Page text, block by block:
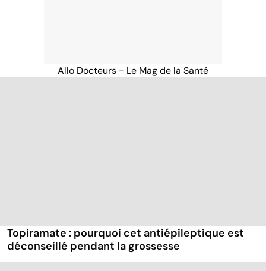
Allo Docteurs - Le Mag de la Santé
Topiramate : pourquoi cet antiépileptique est
déconseillé pendant la grossesse